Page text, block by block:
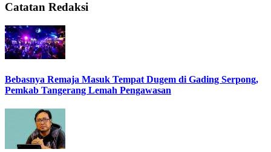
Catatan Redaksi
Bebasnya Remaja Masuk Tempat Dugem di Gading Serpong,
Pemkab Tangerang Lemah Pengawasan